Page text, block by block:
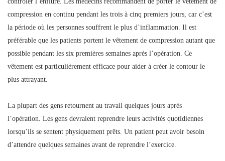
compression en continu pendant les trois à cinq premiers jours, car c’est
la période où les personnes souffrent le plus d’inflammation. Il est
préférable que les patients portent le vêtement de compression autant que
possible pendant les six premières semaines après l’opération. Ce
vêtement est particulièrement efficace pour aider à créer le contour le
plus attrayant.
La plupart des gens retournent au travail quelques jours après
l’opération. Les gens devraient reprendre leurs activités quotidiennes
lorsqu’ils se sentent physiquement prêts. Un patient peut avoir besoin
d’attendre quelques semaines avant de reprendre l’exercice.